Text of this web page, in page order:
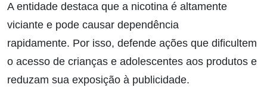
A entidade destaca que a nicotina é altamente
viciante e pode causar dependência
rapidamente. Por isso, defende ações que dificultem
o acesso de crianças e adolescentes aos produtos e
reduzam sua exposição à publicidade.